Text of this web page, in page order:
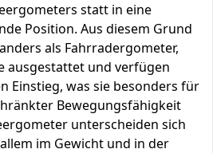
statt in eine
Position. Aus diesem Grund
als Fahrradergometer,
ausgestattet und verfügen
Einstieg, was sie besonders für
Bewegungsfähigkeit
unterscheiden sich
im Gewicht und in der